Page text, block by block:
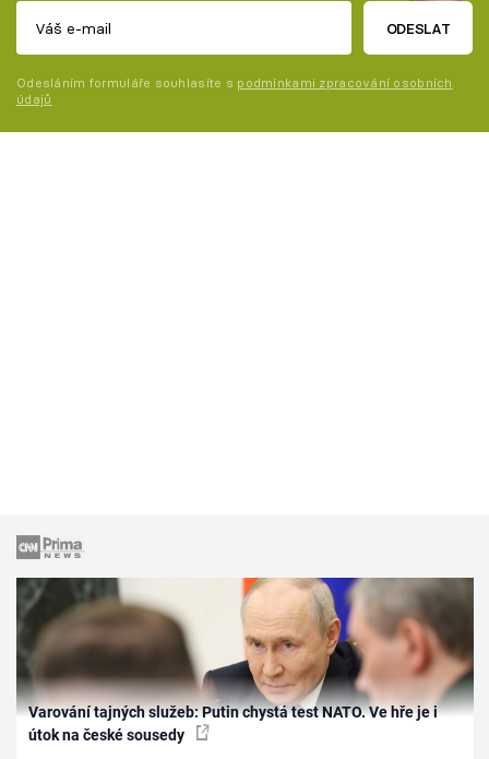
ODESLAT
Odesláním formuláře souhlasíte s podmínkami zpracování osobních
údajů
Varování tajných služeb: Putin chystá test NATO. Ve hře je i
útok na české sousedy